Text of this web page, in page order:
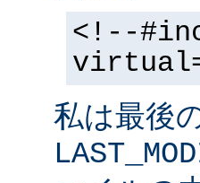
<!--
私は最後